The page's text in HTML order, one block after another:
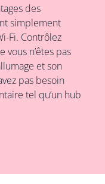
des
simplement
Fi. Contrôlez
n’êtes pas
et son
pas besoin
tel qu’un hub